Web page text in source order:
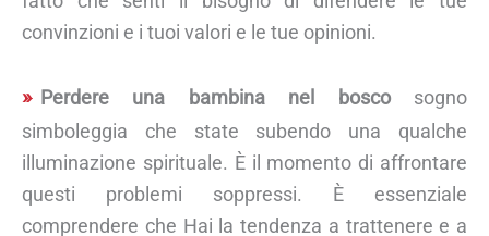
convinzioni e i tuoi valori e le tue opinioni.
Perdere una bambina nel boscosogno
simboleggia che state subendo una qualche
illuminazione spirituale. È il momento di affrontare
questi problemi soppressi. È essenziale
comprendere che Hai la tendenza a trattenere e a